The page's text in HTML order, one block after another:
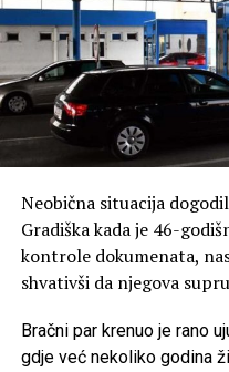
Neobična situacija
Gradiška kada je 46-
kontrole dokumenata,
shvativši da njegova
Bračni par krenuo je rano
gdje već nekoliko godina